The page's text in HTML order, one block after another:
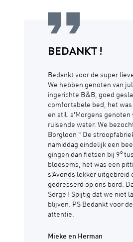
BEDANKT !
Bedankt voor de super
We hebben genoten van
ingerichte B&B, goed
comfortabele bed, het
en stil. s'Morgens genoten
ruisende water. We
Borgloon " De
namiddag eindelijk een
gingen dan fietsen bij 9°
bloesems, het was een
s'Avonds lekker uitgebreid
gedresserd op ons bord.
Serge ! Spijtig dat we niet
blijven. PS Bedankt voor
attentie.
Mieke en Herman